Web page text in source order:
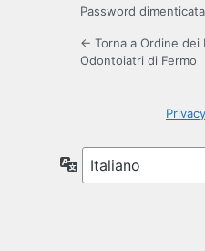
Password
← Torna a Ordine dei
Odontoiatri di Fermo
Lingua